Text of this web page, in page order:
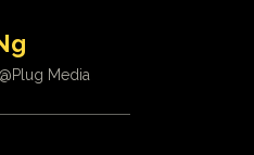
Media